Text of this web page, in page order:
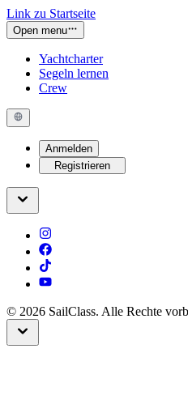
Link zu Startseite
Open menu
Yachtcharter
Segeln lernen
Crew
Anmelden
Registrieren
© 2026 SailClass. Alle Rechte